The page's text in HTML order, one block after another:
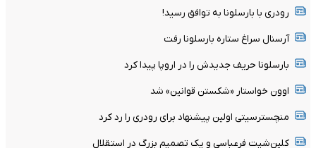
رودری با بارسلونا به توافق رسید!
آرسنال سراغ ستاره بارسلونا رفت
بارسلونا حریف جدیدش را در اروپا پیدا کرد
اوون خواستار «شکستن قوانین» شد
منچسترسیتی اولین پیشنهاد برای رودری را رد کرد
کلین‌شیت فرعباسی و یک تصمیم بزرگ در استقلال